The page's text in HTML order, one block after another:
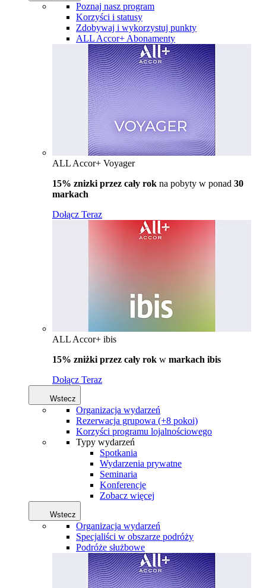
Poznaj nasz program
Korzyści i statusy
Zdobywaj i wykorzystuj punkty
ALL Accor+ Abonamenty
ALL Accor+ Voyager
15% znizki przez cały rok na pobyty w ponad 30
markach
Dołącz Teraz
ALL Accor+ ibis
15% zniżki przez cały rok w markach ibis
Dołącz Teraz
Wstecz
Organizacja wydarzeń
Rezerwacja grupowa (+8 pokoi)
Korzyści programu lojalnościowego
Typy wydarzeń
Spotkania
Wydarzenia prywatne
Seminaria
Konferencje
Zobacz więcej
Wstecz
Organizacja wydarzeń
Specjaliści w obszarze podróży
Podróże służbowe